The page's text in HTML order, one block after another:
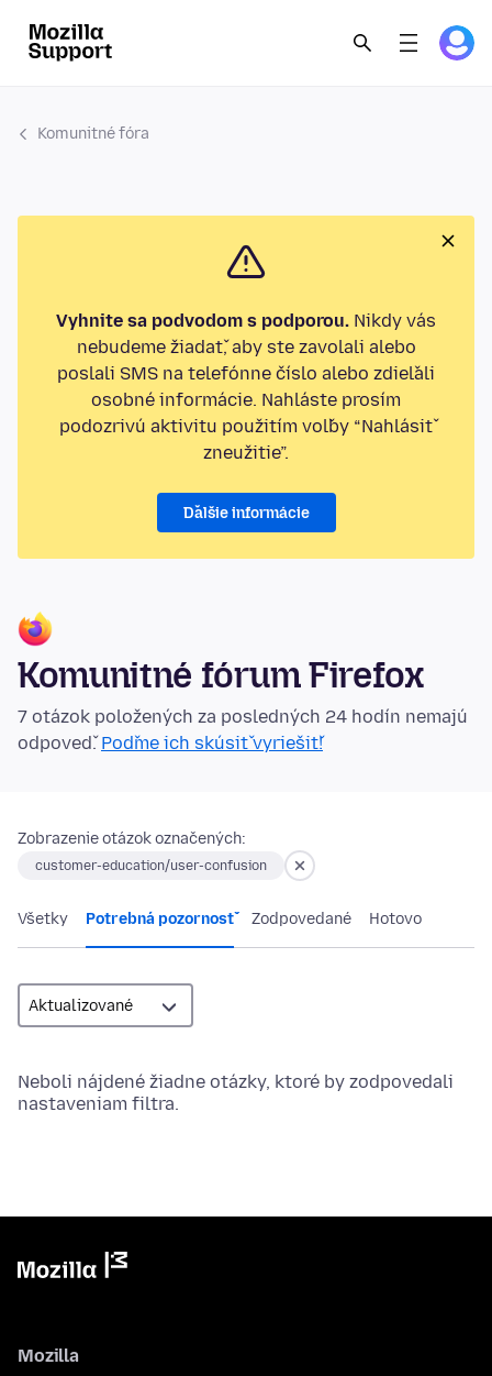
Komunitné fóra
Vyhnite sa podvodom s podporou. Nikdy vás
nebudeme žiadať, aby ste zavolali alebo
poslali SMS na telefónne číslo alebo zdieľali
osobné informácie. Nahláste prosím
podozrivú aktivitu použitím voľby “Nahlásiť
zneužitie”.
Ďalšie informácie
Komunitné fórum Firefox
7 otázok položených za posledných 24 hodín nemajú
odpoveď.Poďme ich skúsiť vyriešiť!
Zobrazenie otázok označených:
customer-education/user-confusion
Všetky Potrebná pozornosť Zodpovedané Hotovo
Neboli nájdené žiadne otázky, ktoré by zodpovedali
nastaveniam filtra.
Mozilla